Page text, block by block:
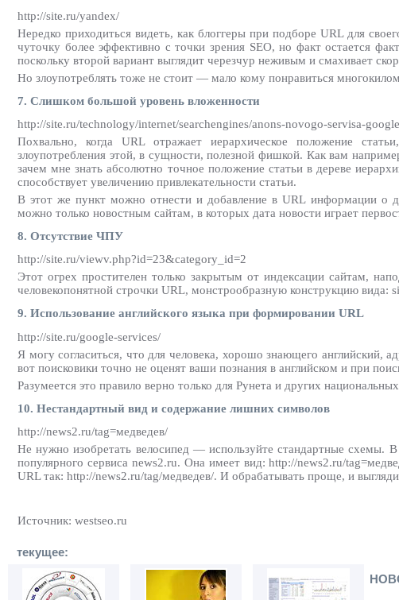
http://site.ru/yandex/
Нередко приходиться видеть, как блоггеры при подборе URL для
чуточку более эффективно с точки зрения SEO, но факт остается
поскольку второй вариант выглядит черезчур неживым и смахивает
Но злоупотреблять тоже не стоит — мало кому понравиться
7. Слишком большой уровень вложенности
http://site.ru/technology/internet/searchengines/anons-novogo-servisa-google
Похвально, когда URL отражает иерархическое положение
злоупотребления этой, в сущности, полезной фишкой. Как вам
зачем мне знать абсолютно точное положение статьи в дереве
способствует увеличению привлекательности статьи.
В этот же пункт можно отнести и добавление в URL информации о
можно только новостным сайтам, в которых дата новости играет
8. Отсутствие ЧПУ
http://site.ru/viewv.php?id=23&category_id=2
Этот огрех простителен только закрытым от индексации сайтам,
человекопонятной строчки URL, монстрообразную конструкцию
9. Использование английского языка при формировании URL
http://site.ru/google-services/
Я могу согласиться, что для человека, хорошо знающего английский,
вот поисковики точно не оценят ваши познания в английском и при
Разумеется это правило верно только для Рунета и других
10. Нестандартный вид и содержание лишних символов
http://news2.ru/tag=медведев/
Не нужно изобретать велосипед — используйте стандартные схемы.
популярного сервиса news2.ru. Она имеет вид: http://news2.ru/
URL так: http://news2.ru/tag/медведев/. И обрабатывать проще, и
Источник: westseo.ru
текущее: